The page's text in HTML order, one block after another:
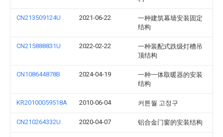
CN213509124U 2021-06-22
一种建筑幕墙安装固定
结构
CN215888831U 2022-02-22
一种装配式跌级灯槽吊
顶结构
CN108644878B 2024-04-19
一种一体取暖器的安装
结构
KR20100059518A 2010-06-04 커튼월 고정구
CN210264332U 2020-04-07 铝合金门窗的安装结构